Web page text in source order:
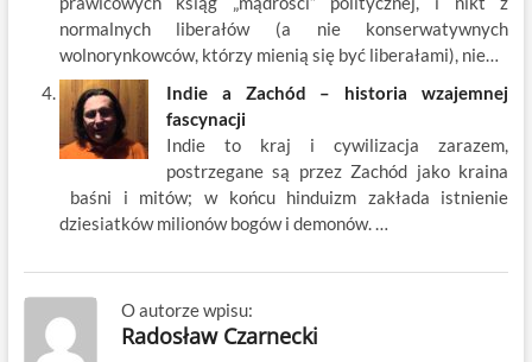
normalnych liberałów (a nie konserwatywnych
wolnorynkowców, którzy mienią się być liberałami), nie…
Indie a Zachód – historia wzajemnej
fascynacji
Indie to kraj i cywilizacja zarazem,
postrzegane są przez Zachód jako kraina
baśni i mitów; w końcu hinduizm zakłada istnienie
dziesiatków milionów bogów i demonów. …
O autorze wpisu:
Radosław Czarnecki